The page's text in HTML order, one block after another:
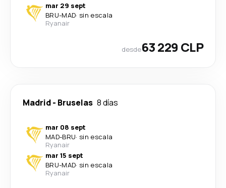
mar 29 sept
BRU-MAD· sin escala
Ryanair
desde63 229 CLP
Madrid- Bruselas 8 días
mar 08 sept
MAD-BRU· sin escala
Ryanair
mar 15 sept
BRU-MAD· sin escala
Ryanair